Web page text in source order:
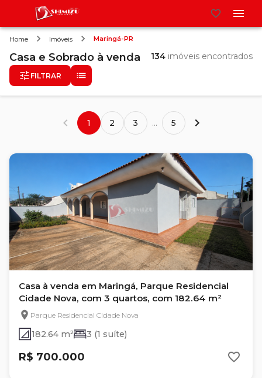
Home Imóveis Maringá-PR
Casa e Sobrado à venda 134 imóveis encontrados
FILTRAR
1 2 3 ... 5
Casa à venda em Maringá, Parque Residencial
Cidade Nova, com 3 quartos, com 182.64 m²
Parque Residencial Cidade Nova
182.64 m² 3 (1 suíte)
R$ 700.000